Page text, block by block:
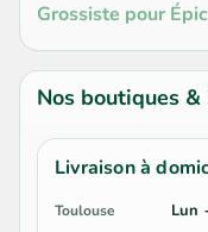
Grossiste pour
Nos boutiques
Livraison à
Toulouse Lun